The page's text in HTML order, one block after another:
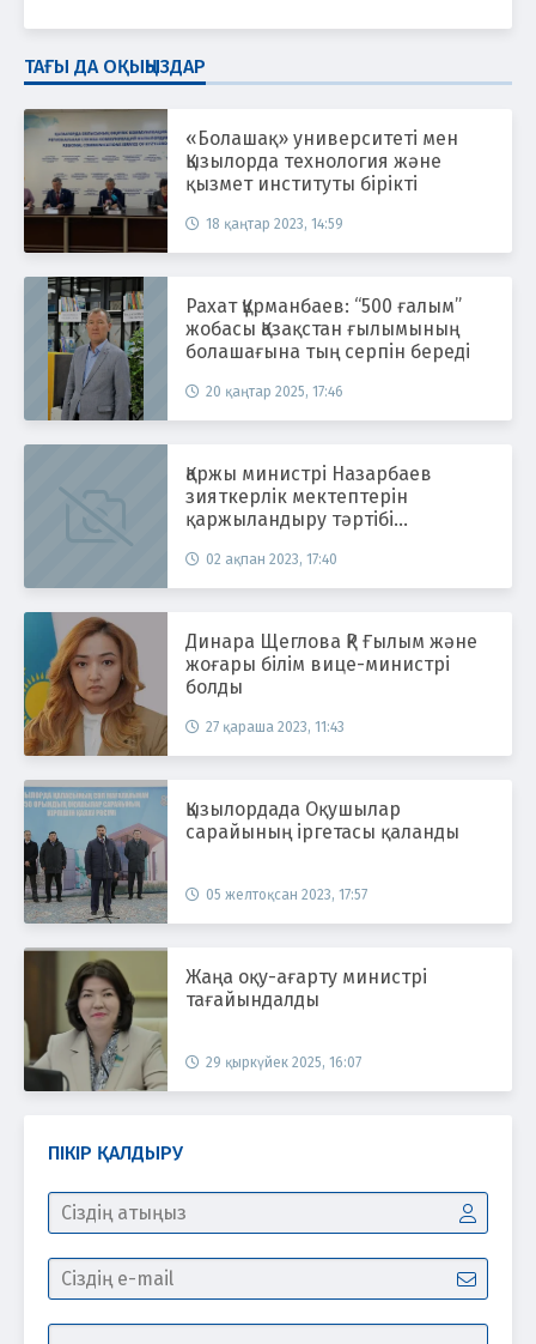
ТАҒЫ ДА ОҚЫҢЫЗДАР
«Болашақ» университеті мен
Қызылорда технология және
қызмет институты бірікті
18 қаңтар 2023, 14:59
Рахат Құрманбаев: “500 ғалым”
жобасы Қазақстан ғылымының
болашағына тың серпін береді
20 қаңтар 2025, 17:46
Қаржы министрі Назарбаев
зияткерлік мектептерін
қаржыландыру тәртібі
02 ақпан 2023, 17:40
Динара Щеглова ҚР Ғылым және
жоғары білім вице-министрі
болды
27 қараша 2023, 11:43
Қызылордада Оқушылар
сарайының іргетасы қаланды
05 желтоқсан 2023, 17:57
Жаңа оқу-ағарту министрі
тағайындалды
29 қыркүйек 2025, 16:07
ПІКІР ҚАЛДЫРУ